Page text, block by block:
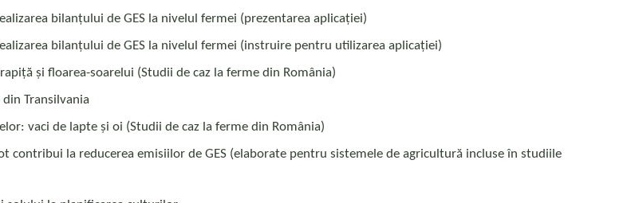
bilanțului de GES la nivelul fermei (prezentarea aplicației)
bilanțului de GES la nivelul fermei (instruire pentru utilizarea aplicației)
și floarea-soarelui (Studii de caz la ferme din România)
Transilvania
vaci de lapte și oi (Studii de caz la ferme din România)
contribui la reducerea emisiilor de GES (elaborate pentru sistemele de agricultură incluse în studiile